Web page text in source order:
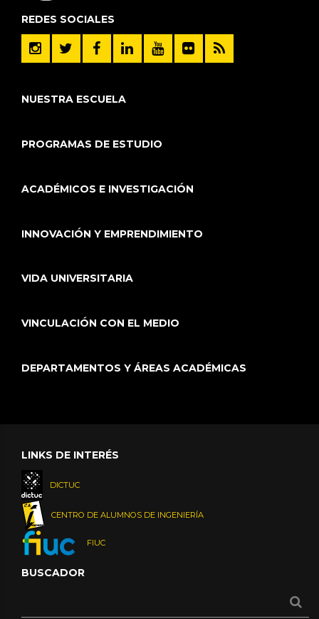
REDES SOCIALES
NUESTRA ESCUELA
PROGRAMAS DE ESTUDIO
ACADÉMICOS E INVESTIGACIÓN
INNOVACIÓN Y EMPRENDIMIENTO
VIDA UNIVERSITARIA
VINCULACIÓN CON EL MEDIO
DEPARTAMENTOS Y ÁREAS ACADÉMICAS
LINKS DE INTERÉS
DICTUC
CENTRO DE ALUMNOS DE INGENIERÍA
FIUC
BUSCADOR